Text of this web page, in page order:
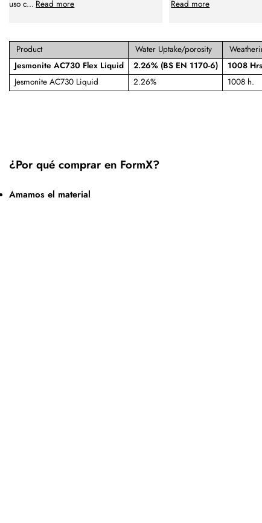
uso c... Read more
Read more
Product Water Uptake/porosity
Jesmonite AC730 Flex Liquid
2.26% (BS EN 1170-6) 1008
Jesmonite AC730 Liquid
2.26% 1008 h.
¿Por qué comprar en FormX?
Amamos el material